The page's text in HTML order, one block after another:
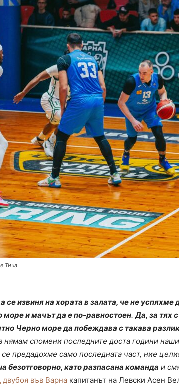
Тича
се извиня на хората в залата, че не успяхме
море и мачът да е по-равностоен.Да, за тях
Черно море да побеждава с такава
нямам спомени последните доста години
предадохме само последната част, ние
безотговорно, като разпасана команда и
двубоя във Варна капитанът на Левски Асен